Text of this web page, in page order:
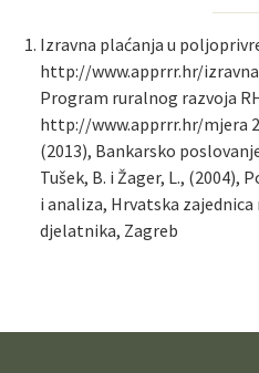
Izravna plaćanja u
http://www.apprrr.hr/
Program ruralnog razvoja
http://www.apprrr.hr/mjera
(2013), Bankarsko
Tušek, B. i Žager, L.,
i analiza, Hrvatska
djelatnika, Zagreb